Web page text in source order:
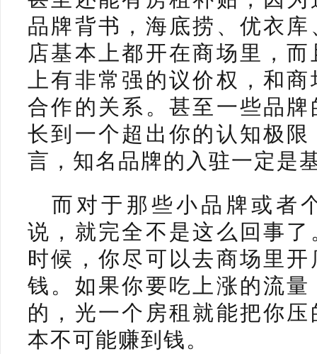
品牌背书，海底捞、优衣
店基本上都开在商场里，
上有非常强的议价权，和
合作的关系。甚至一些品
长到一个超出你的认知极
言，知名品牌的入驻一定是
而对于那些小品牌或者
说，就完全不是这么回事
时候，你尽可以去商场里
钱。如果你要吃上涨的流
的，光一个房租就能把你
本不可能赚到钱。